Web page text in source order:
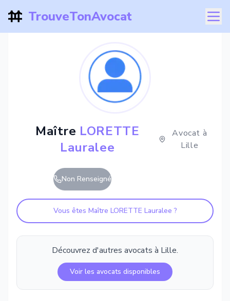
TrouveTonAvocat
Maître LORETTE
Lauralee
Avocat à
Lille
Non Renseigné
Vous êtes Maître LORETTE Lauralee ?
Découvrez d'autres avocats à Lille.
Voir les avocats disponibles